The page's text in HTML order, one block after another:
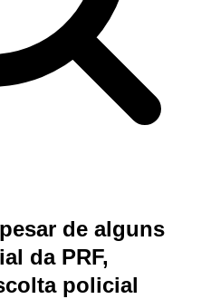
de alguns
da PRF,
policial